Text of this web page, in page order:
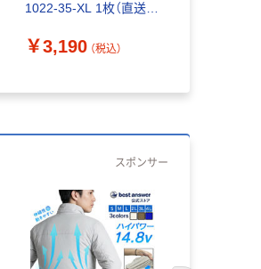
1022-35-XL 1枚（直送
￥3,190 （税込）
スポンサー